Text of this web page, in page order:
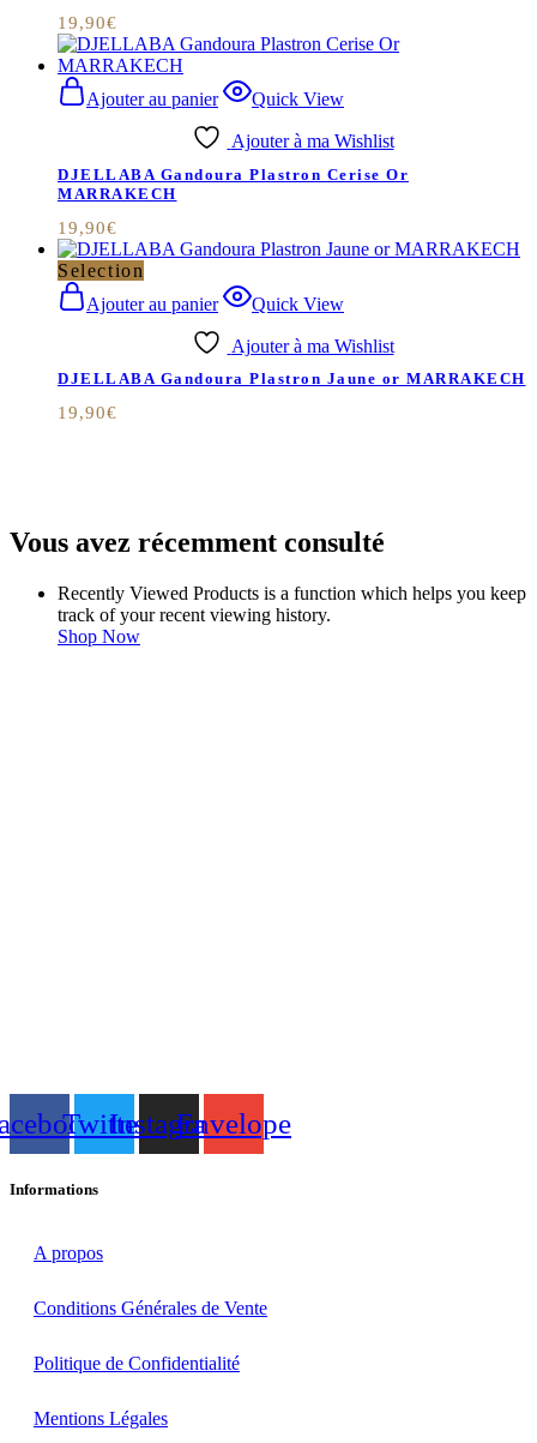
19,90€
Ajouter au panier Quick View
Ajouter à ma Wishlist
DJELLABA Gandoura Plastron Cerise Or
MARRAKECH
19,90€
Selection
Ajouter au panier
Quick View
Ajouter à ma Wishlist
DJELLABA Gandoura Plastron Jaune or MARRAKECH
19,90€
Vous avez récemment consulté
Recently Viewed Products is a function which helps you keep
track of your recent viewing history.
Shop Now
TwitterInstagramEnvelope
Informations
A propos
Conditions Générales de Vente
Politique de Confidentialité
Mentions Légales